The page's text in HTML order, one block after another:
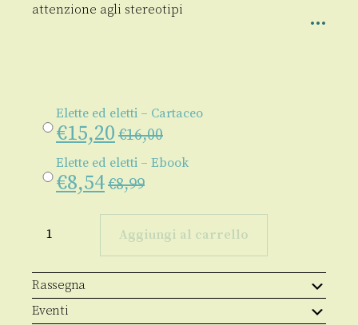
attenzione agli stereotipi
Elette ed eletti – Cartaceo
€15,20 €16,00
Elette ed eletti – Ebook
€8,54€8,99
Aggiungi al carrello
Rassegna
Eventi